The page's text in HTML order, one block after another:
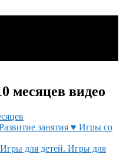
месяцев видео
занятия ♥ Игры со
для детей. Игры для